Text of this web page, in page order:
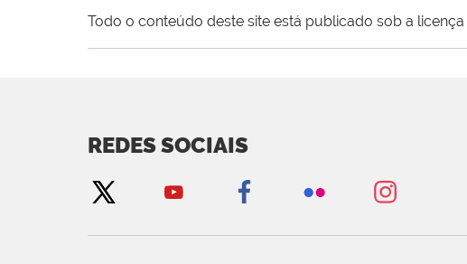
Todo o conteúdo deste site está publicado sob a licença
REDES SOCIAIS